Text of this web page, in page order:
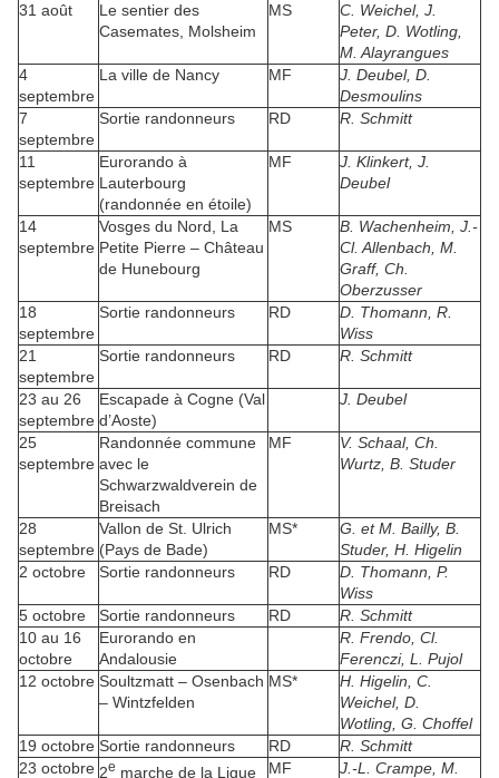
31 août
Le sentier des
Casemates, Molsheim
MS
C. Weichel, J.
Peter, D. Wotling,
M. Alayrangues
4
septembre
La ville de Nancy MF
J. Deubel, D.
Desmoulins
7
septembre
Sortie randonneurs RD R. Schmitt
11
septembre
Eurorando à
Lauterbourg
(randonnée en étoile)
MF
J. Klinkert, J.
Deubel
14
septembre
Vosges du Nord, La
Petite Pierre – Château
de Hunebourg
MS
B. Wachenheim, J.-
Cl. Allenbach, M.
Graff, Ch.
Oberzusser
18
septembre
Sortie randonneurs RD
D. Thomann, R.
Wiss
21
septembre
Sortie randonneurs RD R. Schmitt
23 au 26
septembre
Escapade à Cogne (Val
d’Aoste)
J. Deubel
25
septembre
Randonnée commune
avec le
Schwarzwaldverein de
Breisach
MF
V. Schaal, Ch.
Wurtz, B. Studer
28
septembre
Vallon de St. Ulrich
(Pays de Bade)
MS*
G. et M. Bailly, B.
Studer, H. Higelin
2 octobre
Sortie randonneurs RD
D. Thomann, P.
Wiss
5 octobre
Sortie randonneurs RD
R. Schmitt
10 au 16
octobre
Eurorando en
Andalousie
R. Frendo, Cl.
Ferenczi, L. Pujol
12 octobre Soultzmatt – Osenbach
– Wintzfelden
MS*
H. Higelin, C.
Weichel, D.
Wotling, G. Choffel
19 octobre Sortie randonneurs RD
R. Schmitt
23 octobre 2e marche de la Ligue
MF
J.-L. Crampe, M.